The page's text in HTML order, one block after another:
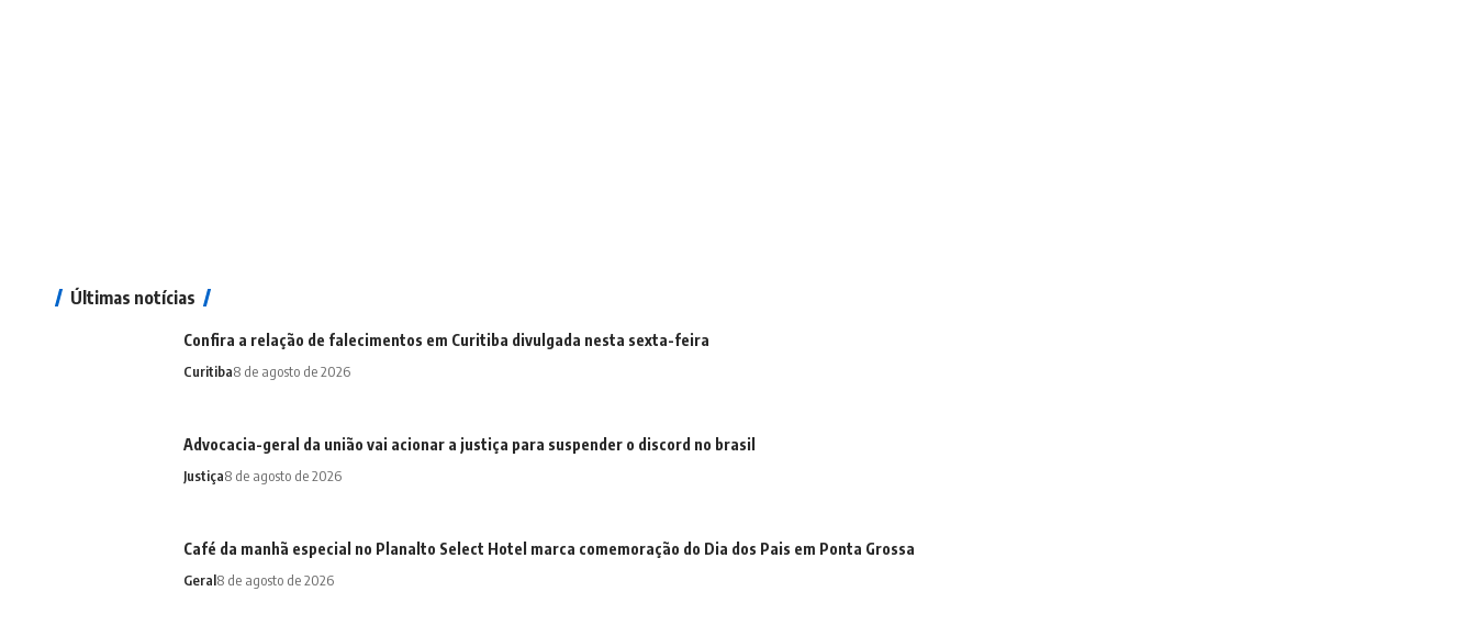
Últimas notícias
Confira a relação de falecimentos em Curitiba divulgada nesta sexta-feira
Curitiba8 de agosto de 2026
Advocacia-geral da união vai acionar a justiça para suspender o discord no brasil
Justiça8 de agosto de 2026
Café da manhã especial no Planalto Select Hotel marca comemoração do Dia dos Pais em Ponta Grossa
Geral8 de agosto de 2026